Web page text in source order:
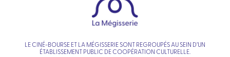
LE CINÉ-BOURSE ET LA MÉGISSERIE SONT REGROUPÉS AU SEIN D’UN
ÉTABLISSEMENT PUBLIC DE COOPÉRATION CULTURELLE.